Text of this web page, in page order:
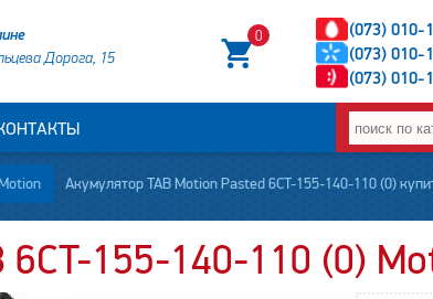
(073) 010-
(073) 010-
(073) 010-
0
Дорога, 15
Акумулятор TAB Motion Pasted 6CT-155-140-110 (0) купить у Києві на сайті
6CT-155-140-110 (0)